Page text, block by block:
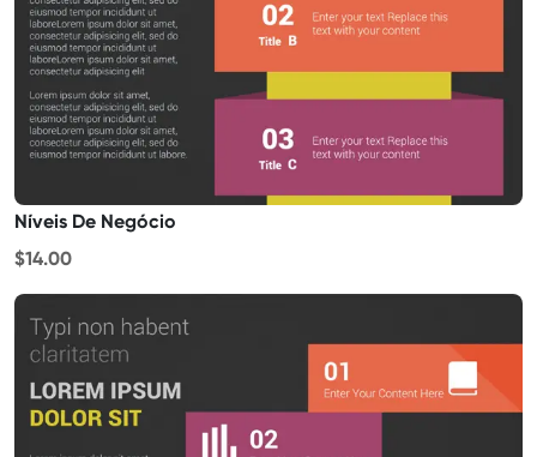
Níveis De Negócio
$14.00